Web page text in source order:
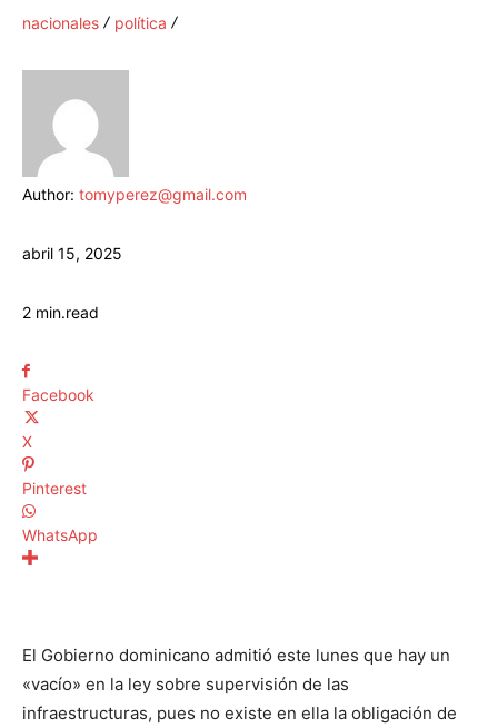
nacionales política
Author: tomyperez@gmail.com
abril 15, 2025
2 min.read
Facebook
X
Pinterest
WhatsApp
El Gobierno dominicano admitió este lunes que hay un
«vacío» en la ley sobre supervisión de las
infraestructuras, pues no existe en ella la obligación de